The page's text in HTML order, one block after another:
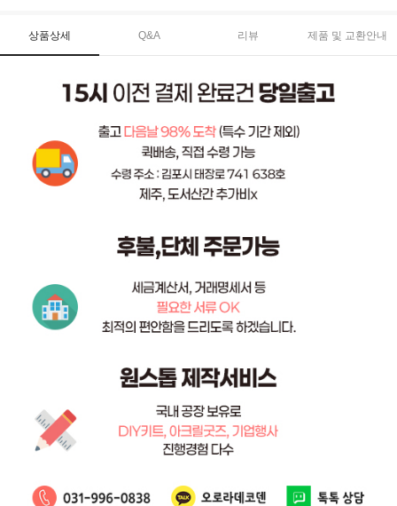
상품상세 Q&A 리뷰 제품 및 교환안내